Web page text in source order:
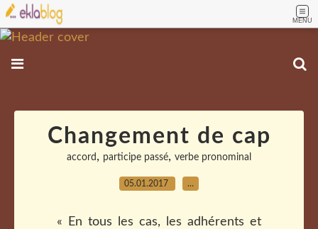
MENU
Changement de cap
accord , participe passé, verbe pronominal
05.01.2017 …
« En tous les cas, les adhérents et